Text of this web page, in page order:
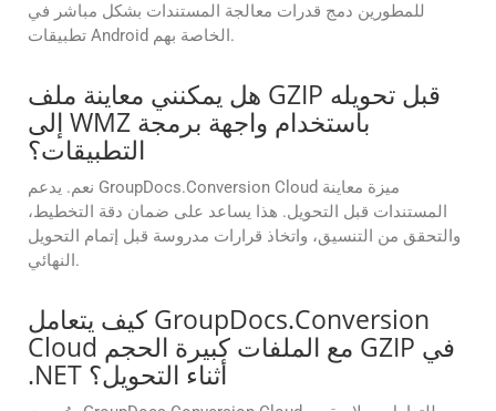
للمطورين دمج قدرات معالجة المستندات بشكل مباشر في
تطبيقات Android الخاصة بهم.
هل يمكنني معاينة ملف GZIP قبل تحويله
إلى WMZ باستخدام واجهة برمجة
التطبيقات؟
نعم. يدعم GroupDocs.Conversion Cloud ميزة معاينة
المستندات قبل التحويل. هذا يساعد على ضمان دقة التخطيط،
والتحقق من التنسيق، واتخاذ قرارات مدروسة قبل إتمام التحويل
النهائي.
كيف يتعامل GroupDocs.Conversion
Cloud مع الملفات كبيرة الحجم GZIP في
.NET أثناء التحويل؟